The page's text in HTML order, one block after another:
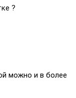
?
можно и в более